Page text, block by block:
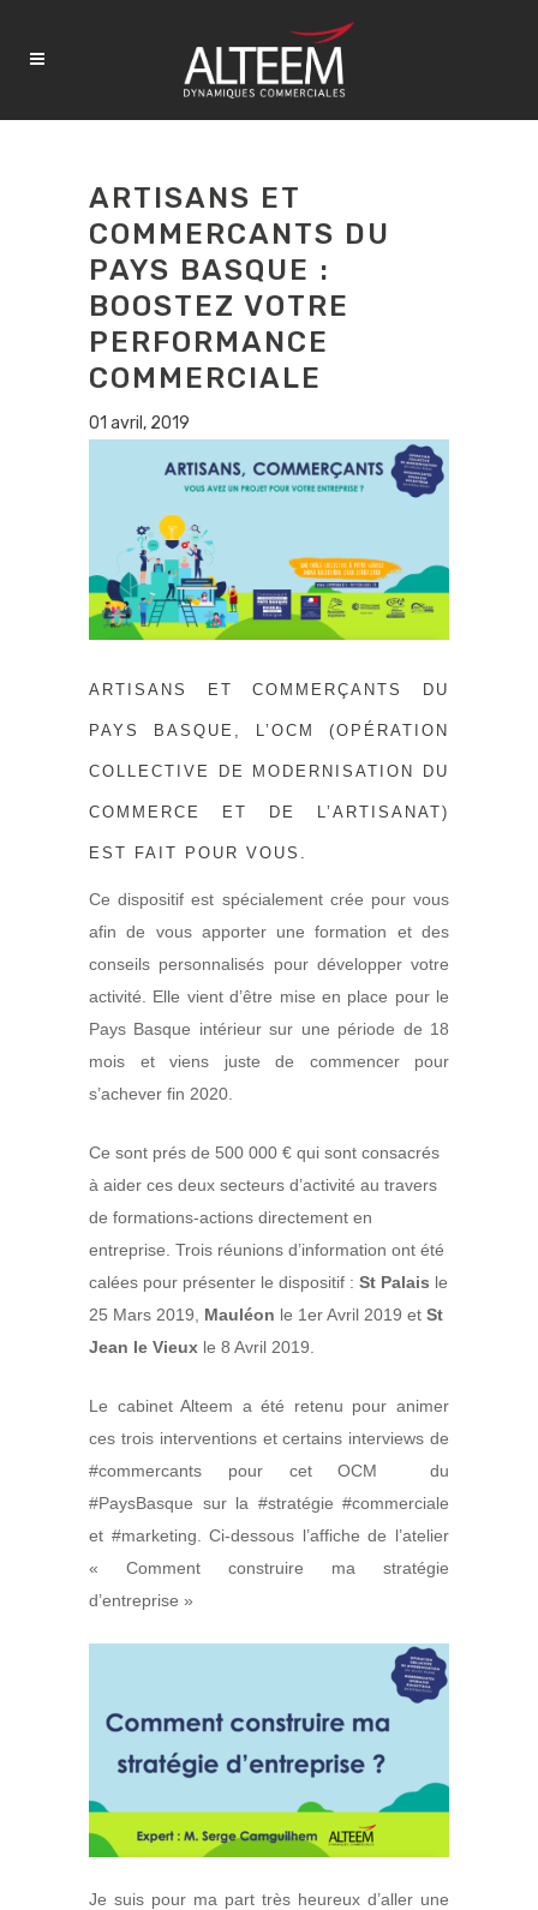
ARTISANS ET
COMMERCANTS DU
PAYS BASQUE :
BOOSTEZ VOTRE
PERFORMANCE
COMMERCIALE
01 avril, 2019
ARTISANS ET COMMERÇANTS DU
PAYS BASQUE, L’OCM (OPÉRATION
COLLECTIVE DE MODERNISATION DU
COMMERCE ET DE L’ARTISANAT)
EST FAIT POUR VOUS.
Ce dispositif est spécialement crée pour vous
afin de vous apporter une formation et des
conseils personnalisés pour développer votre
activité. Elle vient d’être mise en place pour le
Pays Basque intérieur sur une période de 18
mois et viens juste de commencer pour
s’achever fin 2020.
Ce sont prés de 500 000 € qui sont consacrés
à aider ces deux secteurs d’activité au travers
de formations-actions directement en
entreprise. Trois réunions d’information ont été
calées pour présenter le dispositif : St Palais le
25 Mars 2019, Mauléon le 1er Avril 2019 et St
Jean le Vieux le 8 Avril 2019.
Le cabinet Alteem a été retenu pour animer
ces trois interventions et certains interviews de
#commercants pour cetOCM du
#PaysBasque sur la #stratégie #commerciale
et #marketing. Ci-dessous l’affiche de l’atelier
« Comment construire ma stratégie
d’entreprise »
Je suis pour ma part très heureux d’aller une